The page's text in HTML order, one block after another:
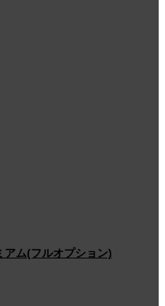
アム(フルオプション)